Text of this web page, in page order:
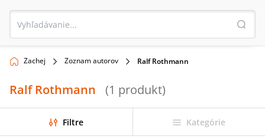
Zachej Zoznam autorov Ralf Rothmann
Ralf Rothmann (1 produkt)
Filtre Kategórie